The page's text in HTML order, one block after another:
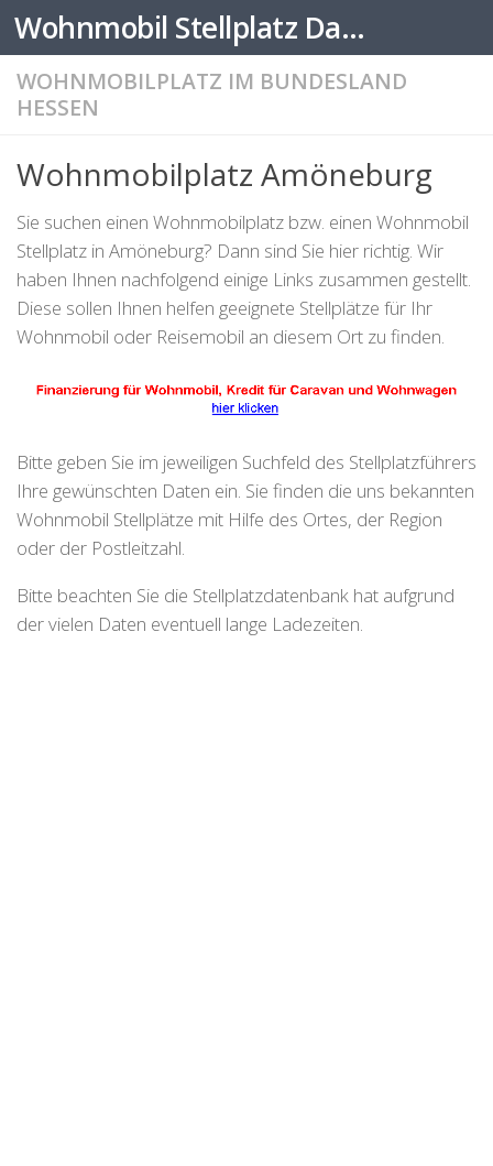
Zum Inhalt springen Wohnmobil Stellplatz Datenbank
WOHNMOBILPLATZ IM BUNDESLAND
HESSEN
Wohnmobilplatz Amöneburg
Sie suchen einen Wohnmobilplatz bzw. einen Wohnmobil
Stellplatz in Amöneburg? Dann sind Sie hier richtig. Wir
haben Ihnen nachfolgend einige Links zusammen gestellt.
Diese sollen Ihnen helfen geeignete Stellplätze für Ihr
Wohnmobil oder Reisemobil an diesem Ort zu finden.
Bitte geben Sie im jeweiligen Suchfeld des Stellplatzführers
Ihre gewünschten Daten ein. Sie finden die uns bekannten
Wohnmobil Stellplätze mit Hilfe des Ortes, der Region
oder der Postleitzahl.
Bitte beachten Sie die Stellplatzdatenbank hat aufgrund
der vielen Daten eventuell lange Ladezeiten.